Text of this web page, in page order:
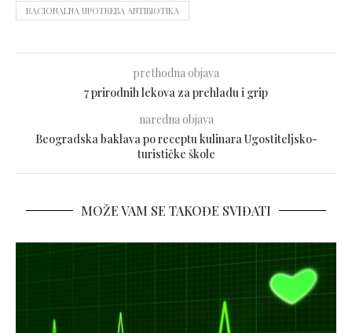
RACIONALNA UPOTREBA ANTIBIOTIKA
prethodna objava
7 prirodnih lekova za prehladu i grip
naredna objava
Beogradska baklava po receptu kulinara Ugostiteljsko-
turističke škole
MOŽE VAM SE TAKOĐE SVIĐATI